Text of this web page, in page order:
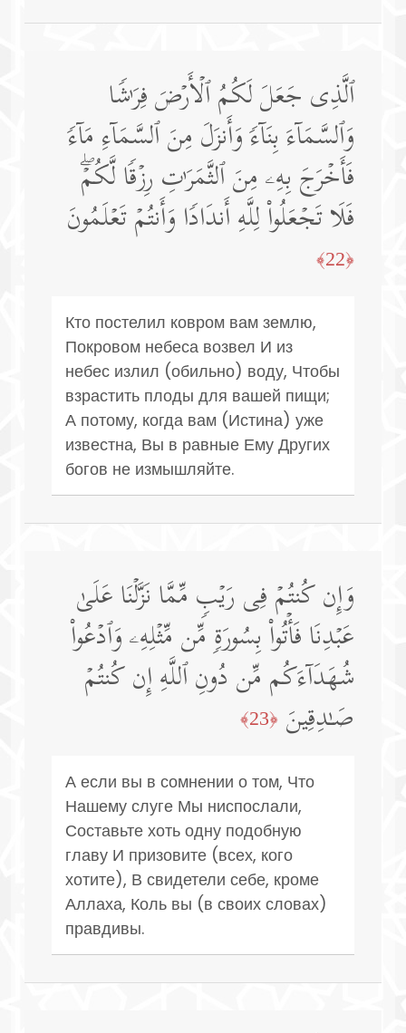
ٱلَّذِی جَعَلَ لَكُمُ ٱلۡأَرۡضَ فِرَ ٰ⁠شࣰا
وَٱلسَّمَاۤءَ بِنَاۤءࣰ وَأَنزَلَ مِنَ ٱلسَّمَاۤءِ مَاۤءࣰ
فَأَخۡرَجَ بِهِۦ مِنَ ٱلثَّمَرَ ٰ⁠تِ رِزۡقࣰا لَّكُمۡۖ
فَلَا تَجۡعَلُوا۟ لِلَّهِ أَندَادࣰا وَأَنتُمۡ تَعۡلَمُونَ
﴿22﴾
Кто постелил ковром вам землю,
Покровом небеса возвел И из
небес излил (обильно) воду, Чтобы
взрастить плоды для вашей пищи;
А потому, когда вам (Истина) уже
известна, Вы в равные Ему Других
богов не измышляйте.
وَإِن كُنتُمۡ فِی رَیۡبࣲ مِّمَّا نَزَّلۡنَا عَلَىٰ
عَبۡدِنَا فَأۡتُوا۟ بِسُورَةࣲ مِّن مِّثۡلِهِۦ وَٱدۡعُوا۟
شُهَدَاۤءَكُم مِّن دُونِ ٱللَّهِ إِن كُنتُمۡ
صَـٰدِقِینَ ﴿23﴾
А если вы в сомнении о том, Что
Нашему слуге Мы ниспослали,
Составьте хоть одну подобную
главу И призовите (всех, кого
хотите), В свидетели себе, кроме
Аллаха, Коль вы (в своих словах)
правдивы.